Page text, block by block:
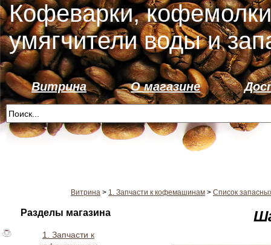
Кофеварки,
умягчители воды и
Витрина О магазине
Витрина > 1. Запчасти к кофемашинам > Список
Разделы магазина
1. Запчасти к